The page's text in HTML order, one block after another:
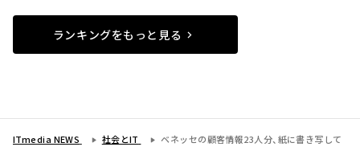
ランキングをもっと見る
ITmedia NEWS 社会とIT
ベネッセの顧客情報23人分、紙に書き写して